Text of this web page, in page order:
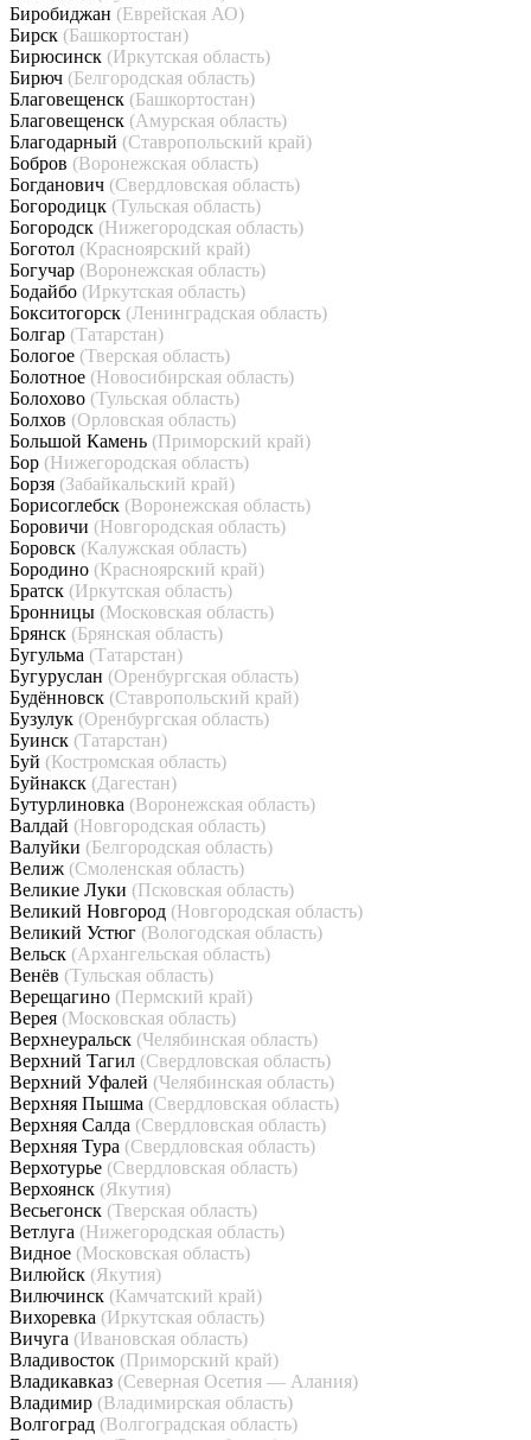
Биробиджан (Еврейская АО)
Бирск (Башкортостан)
Бирюсинск (Иркутская область)
Бирюч (Белгородская область)
Благовещенск (Башкортостан)
Благовещенск (Амурская область)
Благодарный (Ставропольский край)
Бобров (Воронежская область)
Богданович (Свердловская область)
Богородицк (Тульская область)
Богородск (Нижегородская область)
Боготол (Красноярский край)
Богучар (Воронежская область)
Бодайбо (Иркутская область)
Бокситогорск (Ленинградская область)
Болгар (Татарстан)
Бологое (Тверская область)
Болотное (Новосибирская область)
Болохово (Тульская область)
Болхов (Орловская область)
Большой Камень (Приморский край)
Бор (Нижегородская область)
Борзя (Забайкальский край)
Борисоглебск (Воронежская область)
Боровичи (Новгородская область)
Боровск (Калужская область)
Бородино (Красноярский край)
Братск (Иркутская область)
Бронницы (Московская область)
Брянск (Брянская область)
Бугульма (Татарстан)
Бугуруслан (Оренбургская область)
Будённовск (Ставропольский край)
Бузулук (Оренбургская область)
Буинск (Татарстан)
Буй (Костромская область)
Буйнакск (Дагестан)
Бутурлиновка (Воронежская область)
Валдай (Новгородская область)
Валуйки (Белгородская область)
Велиж (Смоленская область)
Великие Луки (Псковская область)
Великий Новгород (Новгородская область)
Великий Устюг (Вологодская область)
Вельск (Архангельская область)
Венёв (Тульская область)
Верещагино (Пермский край)
Верея (Московская область)
Верхнеуральск (Челябинская область)
Верхний Тагил (Свердловская область)
Верхний Уфалей (Челябинская область)
Верхняя Пышма (Свердловская область)
Верхняя Салда (Свердловская область)
Верхняя Тура (Свердловская область)
Верхотурье (Свердловская область)
Верхоянск (Якутия)
Весьегонск (Тверская область)
Ветлуга (Нижегородская область)
Видное (Московская область)
Вилюйск (Якутия)
Вилючинск (Камчатский край)
Вихоревка (Иркутская область)
Вичуга (Ивановская область)
Владивосток (Приморский край)
Владикавказ (Северная Осетия — Алания)
Владимир (Владимирская область)
Волгоград (Волгоградская область)